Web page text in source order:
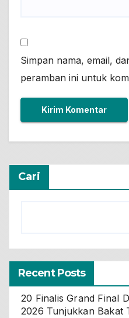
Simpan nama, email,
peramban ini untuk
Cari
Recent Posts
20 Finalis Grand Final
2026 Tunjukkan Bakat